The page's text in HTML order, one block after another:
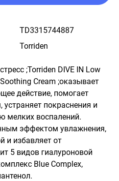
TD3315744887
Torriden
;Torriden DIVE IN Low
Cream ;оказывает
действие, помогает
покраснения и
мелких воспалений.
эффектом увлажнения,
и избавляет от
5 видов гиалуроновой
Blue Complex,